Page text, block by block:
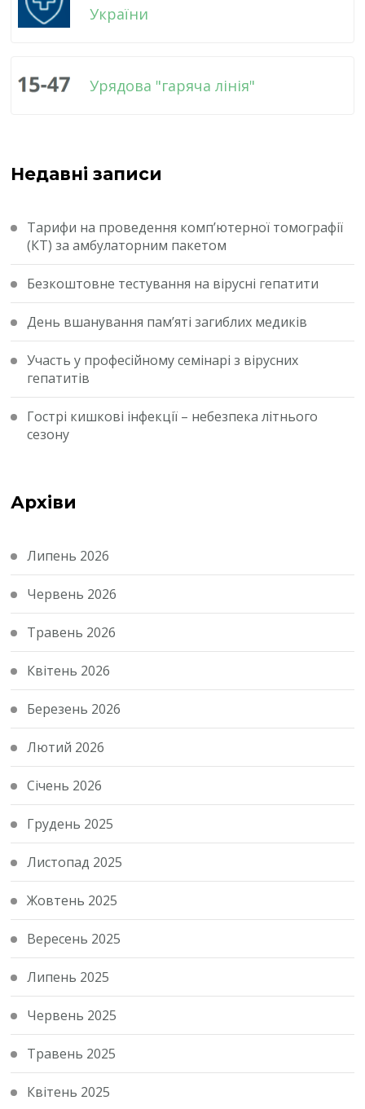
України
Урядова "гаряча лінія"
Недавні записи
Тарифи на проведення комп’ютерної томографії
(КТ) за амбулаторним пакетом
Безкоштовне тестування на вірусні гепатити
День вшанування пам’яті загиблих медиків
Участь у професійному семінарі з вірусних
гепатитів
Гострі кишкові інфекції – небезпека літнього
сезону
Архіви
Липень 2026
Червень 2026
Травень 2026
Квітень 2026
Березень 2026
Лютий 2026
Січень 2026
Грудень 2025
Листопад 2025
Жовтень 2025
Вересень 2025
Липень 2025
Червень 2025
Травень 2025
Квітень 2025